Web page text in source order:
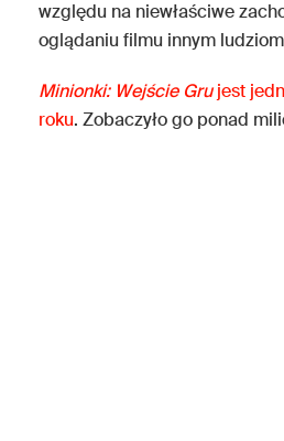
względu na niewłaściwe
oglądaniu filmu innym
Minionki: Wejście Grujest
roku. Zobaczyło go ponad